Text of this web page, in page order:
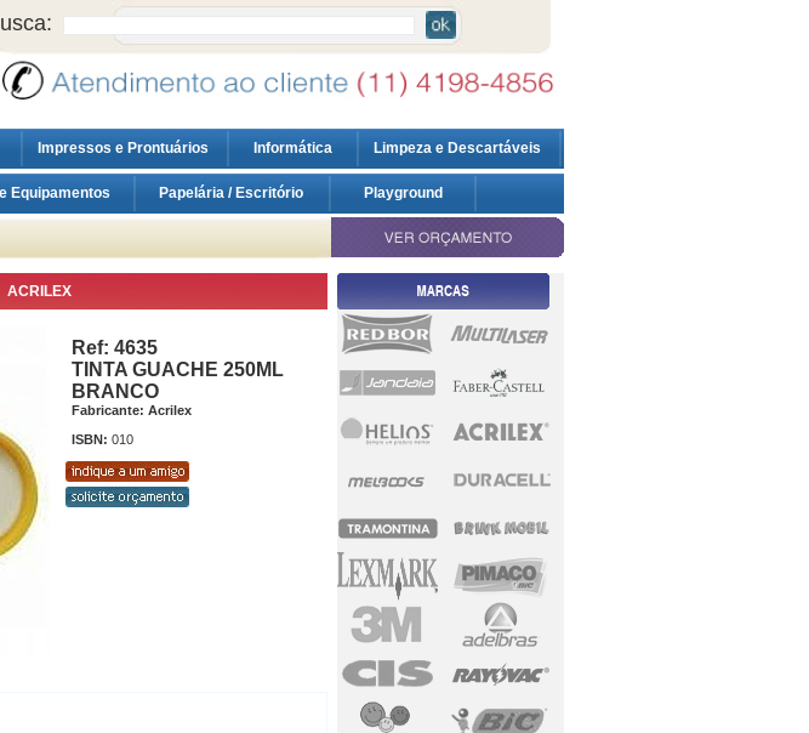
Impressos e Prontuários Informática Limpeza e Descartáveis
Equipamentos Papelária / Escritório Playground
ACRILEX
Ref: 4635
TINTA GUACHE 250ML
BRANCO
Fabricante: Acrilex
ISBN: 010